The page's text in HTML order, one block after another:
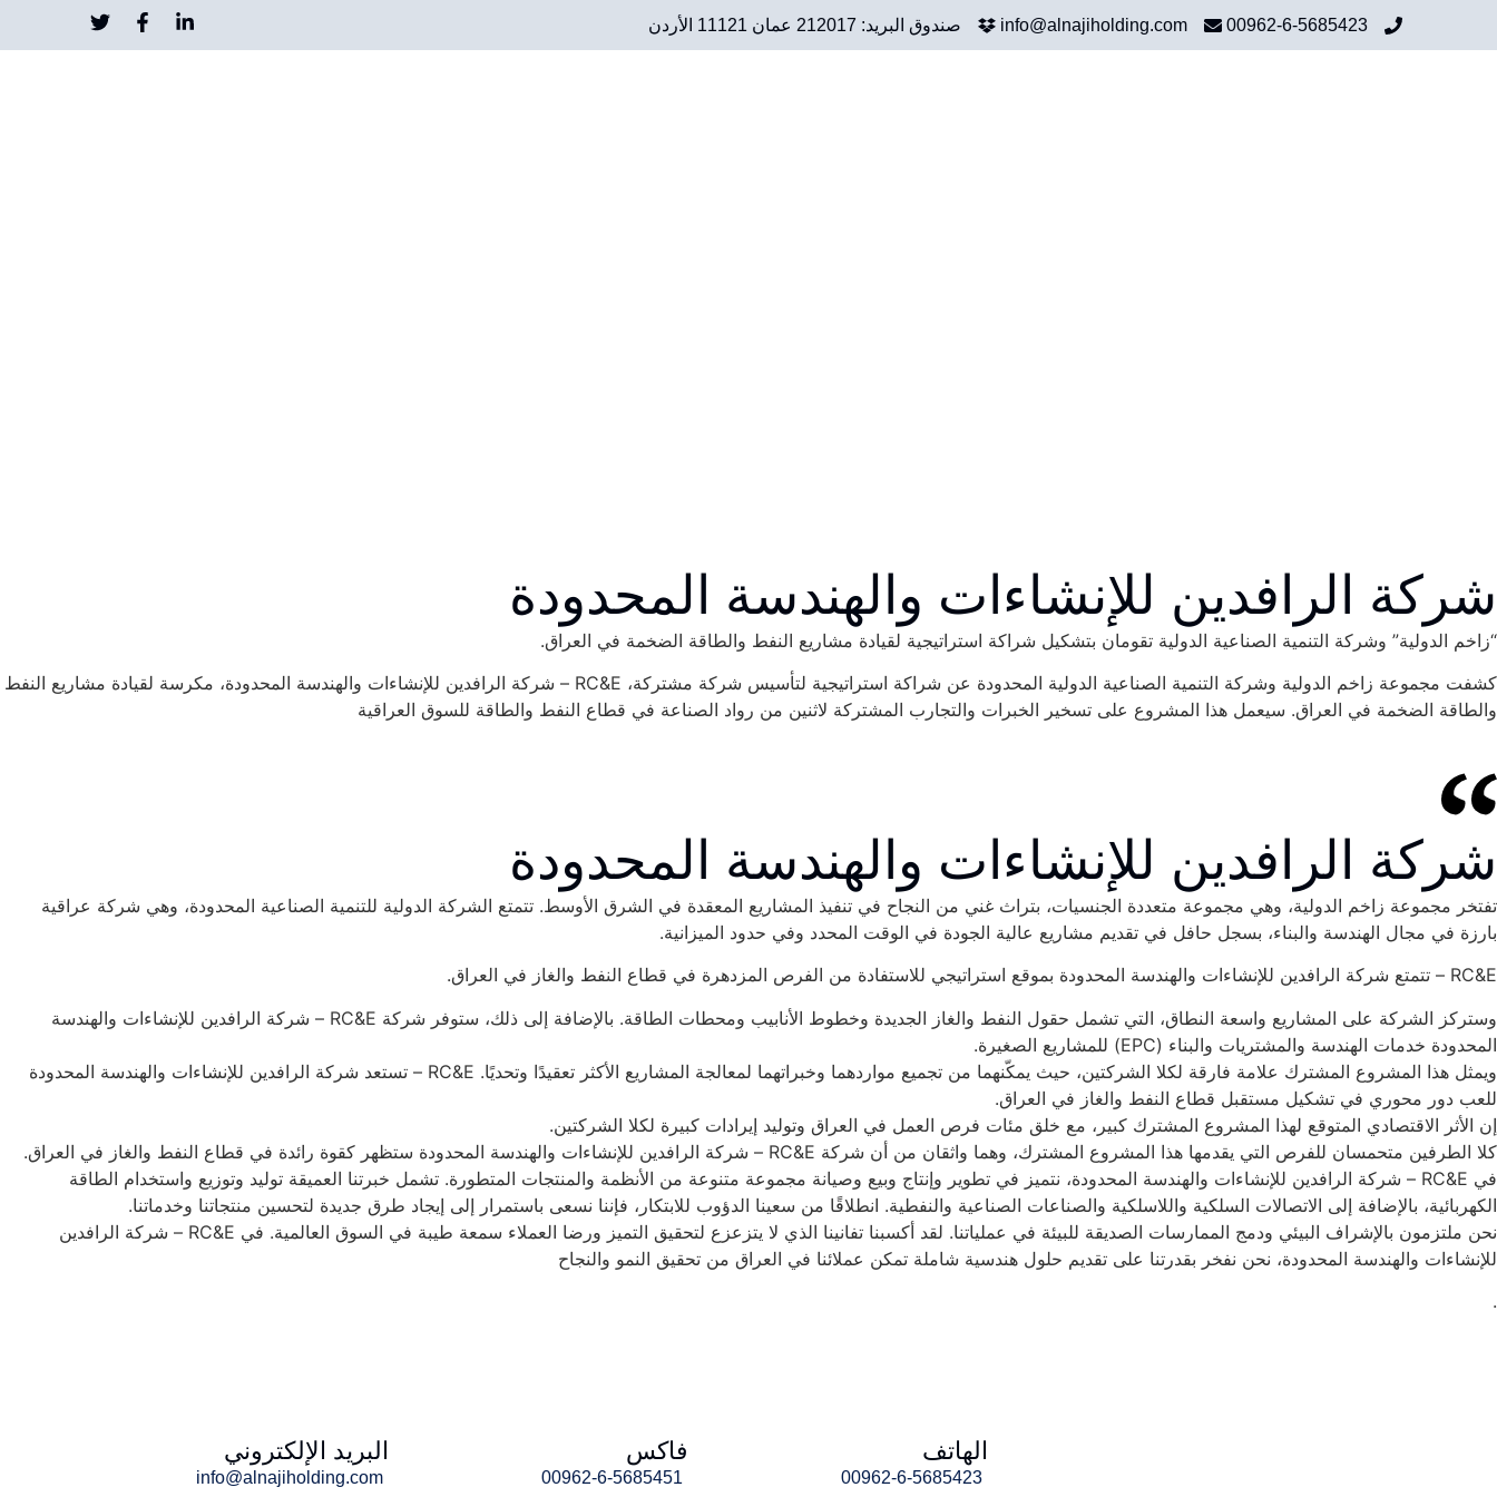
00962-6-5685423
info@alnajiholding.com صندوق البريد: 212017 عمان 11121 الأردن
شركة الرافدين للإنشاءات والهندسة المحدودة
“زاخم الدولية” وشركة التنمية الصناعية الدولية تقومان بتشكيل شراكة استراتيجية لقيادة مشاريع النفط والطاقة الضخمة في العراق.
كشفت مجموعة زاخم الدولية وشركة التنمية الصناعية الدولية المحدودة عن شراكة استراتيجية لتأسيس شركة مشتركة، RC&E – شركة الرافدين للإنشاءات والهندسة المحدودة، مكرسة لقيادة مشاريع النفط
والطاقة الضخمة في العراق. سيعمل هذا المشروع على تسخير الخبرات والتجارب المشتركة لاثنين من رواد الصناعة في قطاع النفط والطاقة للسوق العراقية
شركة الرافدين للإنشاءات والهندسة المحدودة
تفتخر مجموعة زاخم الدولية، وهي مجموعة متعددة الجنسيات، بتراث غني من النجاح في تنفيذ المشاريع المعقدة في الشرق الأوسط. تتمتع الشركة الدولية للتنمية الصناعية المحدودة، وهي شركة عراقية
بارزة في مجال الهندسة والبناء، بسجل حافل في تقديم مشاريع عالية الجودة في الوقت المحدد وفي حدود الميزانية.
RC&E – تتمتع شركة الرافدين للإنشاءات والهندسة المحدودة بموقع استراتيجي للاستفادة من الفرص المزدهرة في قطاع النفط والغاز في العراق.
وستركز الشركة على المشاريع واسعة النطاق، التي تشمل حقول النفط والغاز الجديدة وخطوط الأنابيب ومحطات الطاقة. بالإضافة إلى ذلك، ستوفر شركة RC&E – شركة الرافدين للإنشاءات والهندسة
المحدودة خدمات الهندسة والمشتريات والبناء (EPC) للمشاريع الصغيرة
.
ويمثل هذا المشروع المشترك علامة فارقة لكلا الشركتين، حيث يمكّنهما من تجميع مواردهما وخبراتهما لمعالجة المشاريع الأكثر تعقيدًا وتحديًا. RC&E – تستعد شركة الرافدين للإنشاءات والهندسة المحدودة
للعب دور محوري في تشكيل مستقبل قطاع النفط والغاز في العراق.
إن الأثر الاقتصادي المتوقع لهذا المشروع المشترك كبير، مع خلق مئات فرص العمل في العراق وتوليد إيرادات كبيرة لكلا الشركتين.
كلا الطرفين متحمسان للفرص التي يقدمها هذا المشروع المشترك، وهما واثقان من أن شركة RC&E – شركة الرافدين للإنشاءات والهندسة المحدودة ستظهر كقوة رائدة في قطاع النفط والغاز في العراق.
في RC&E – شركة الرافدين للإنشاءات والهندسة المحدودة، نتميز في تطوير وإنتاج وبيع وصيانة مجموعة متنوعة من الأنظمة والمنتجات المتطورة. تشمل خبرتنا العميقة توليد وتوزيع واستخدام الطاقة
الكهربائية، بالإضافة إلى الاتصالات السلكية واللاسلكية والصناعات الصناعية والنفطية. انطلاقًا من سعينا الدؤوب للابتكار، فإننا نسعى باستمرار إلى إيجاد طرق جديدة لتحسين منتجاتنا وخدماتنا.
نحن ملتزمون بالإشراف البيئي ودمج الممارسات الصديقة للبيئة في عملياتنا. لقد أكسبنا تفانينا الذي لا يتزعزع لتحقيق التميز ورضا العملاء سمعة طيبة في السوق العالمية.
في RC&E – شركة الرافدين
للإنشاءات والهندسة المحدودة، نحن نفخر بقدرتنا على تقديم حلول هندسية شاملة تمكن عملائنا في العراق من تحقيق النمو والنجاح
.
الهاتف
00962-6-5685423
فاكس
00962-6-5685451
البريد الإلكتروني
info@alnajiholding.com